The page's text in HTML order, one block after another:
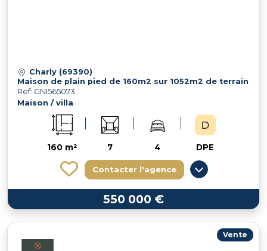
Charly (69390)
Maison de plain pied de 160m2 sur 1052m2 de terrain
Ref: GNI565073
Maison / villa
160 m² 7 4 DPE
Contacter l'agence
550 000 €
Vente